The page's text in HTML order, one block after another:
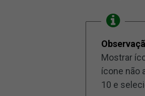
Mostrar
ícone não
10 e